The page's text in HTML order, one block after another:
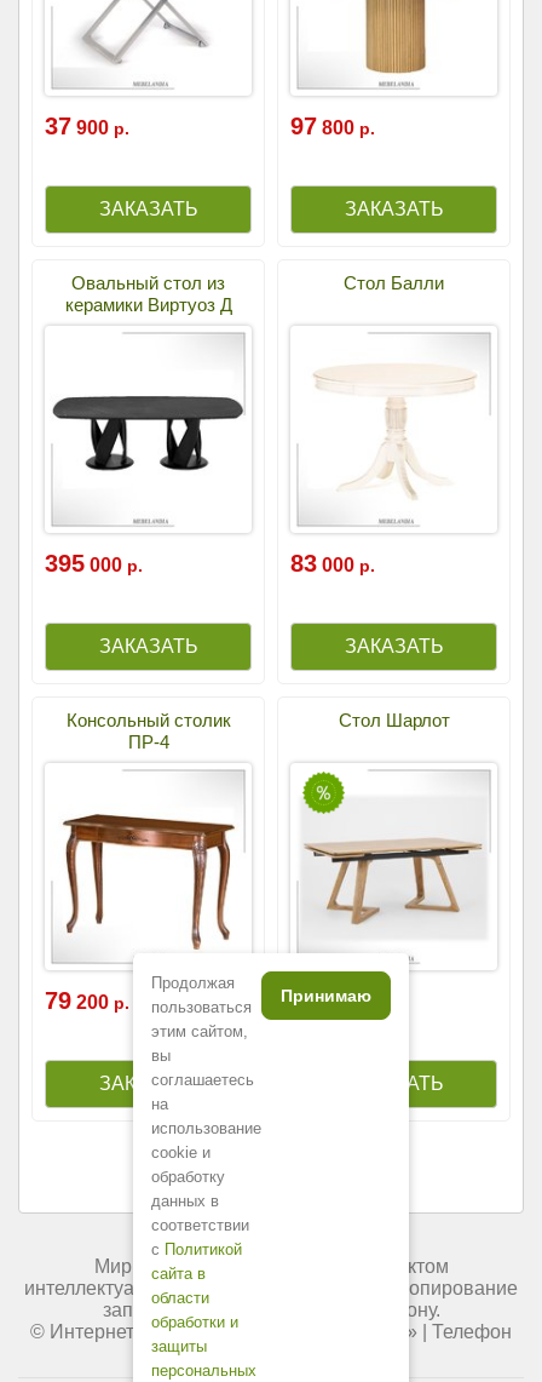
37 900 р. 97 800 р.
Овальный стол из
керамики Виртуоз Д
395 000 р.
Стол Балли
83 000 р.
Консольный столик
ПР-4
79 200 р.
Стол Шарлот
162 300р.
123
Мир мебели России является объектом
интеллектуальной собственности. Любое копирование
запрещено и преследуется по закону.
© Интернет-магазин « Мир мебели России
» | Телефон
+7 (495) 227-84-45.
Продолжая
пользоваться
этим сайтом,
вы
соглашаетесь
на
использование
cookie и
обработку
данных в
соответствии
с Политикой
сайта в
области
обработки и
защиты
персональных
Принимаю